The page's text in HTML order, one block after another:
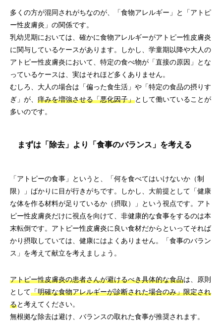
多くの方が混同されがちなのが、「食物アレルギー」と「アトピ
ー性皮膚炎」の関係です。
乳幼児期においては、確かに食物アレルギーがアトピー性皮膚炎
に関与しているケースがあります。しかし、学童期以降や大人の
アトピー性皮膚炎において、特定の食べ物が「直接の原因」とな
っているケースは、実はそれほど多くありません。
むしろ、大人の場合は「偏った食生活」や「特定の食品の摂りす
ぎ」が、 痒みを増強させる「悪化因子」として働いていることが
多いのです。
まずは「除去」より「食事のバランス」を考える
「アトピーの食事」というと、「何を食べてはいけないか（制
限）」ばかりに目が行きがちです。しかし、大前提として「健康
な体を作る材料が足りているか（摂取）」という視点です。アト
ピー性皮膚炎だけに視点を向けて、非健康的な食事をするのは本
末転倒です。アトピー性皮膚炎に良い食材だからといってそれば
かり摂取していては、健康にはよくありません。「食事のバラン
ス」を考えて献立を考えましょう。
アトピー性皮膚炎の患者さんが避けるべき具体的な食品は、原則
として「明確な食物アレルギーが診断された場合のみ」限定され
ると考えてください。
無根拠な除去は避け、バランスの取れた食事が推奨されます。